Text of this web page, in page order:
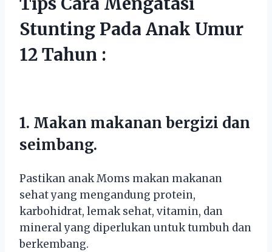
Stunting Pada Anak Umur
12 Tahun :
1. Makan makanan bergizi dan
seimbang.
Pastikan anak Moms makan makanan
sehat yang mengandung protein,
karbohidrat, lemak sehat, vitamin, dan
mineral yang diperlukan untuk tumbuh dan
berkembang.